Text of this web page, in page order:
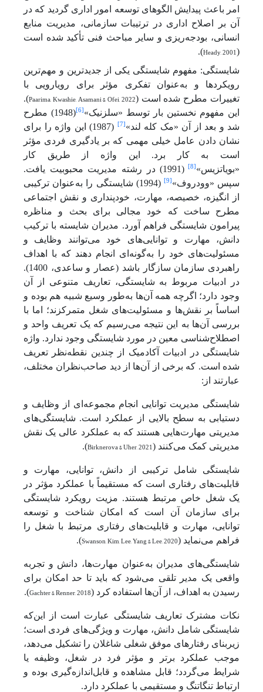
امر باعث پیدایش الگوهای توسعه امور اداری گردید که در
آن بر اصلاح اداری در ترتیبات سازمانی، مدیریت منابع
انسانی، بودجه‌ریزی و سایر مباحث فنی تأکید شده است
(
Heady, 2001
).
شایستگی: مفهوم شایستگی یکی از جدیدترین و مهم‌ترین
رویکردها و به‌عنوان تفکری مؤثر برای رویارویی با
تغییرات مطرح شده است (Paarima, Kwashie, Asamani & Ofei, 2022
).
این مفهوم نخستین بار توسط «سلزنیک» [6]
(1948) مطرح
شد و بعد از آن «مک کله لند» [7]
(1987) این واژه را برای
نشان دادن عامل خیلی مهمی که بر یادگیری فردی مؤثر
است به کار برد. این واژه از طریق کار
«بویاتزیس» [8]
(1991) در رشته مدیریت محبوبیت یافت.
سپس «وودروف» [9]
(1994) شایستگی را به‌عنوان ترکیبی
از انگیزه، خصیصه، مهارت، خودپنداری و نقش اجتماعی
مطرح ساخت که خود مجالی برای بحث و مناظره
پیرامون شایستگی فراهم آورد. مدیران شایسته با ترکیب
دانش، مهارت و توانایی‌های خود می‌توانند وظایف و
مسئولیت‌های خود را به‌گونه‌ای انجام دهند که با اهداف
راهبردی سازمان سازگار باشد (عصار و ساعدی، 1400).
در ادبیات مربوط به شایستگی، تعاریف متنوعی از آن
وجود دارد؛ اگرچه همه آن‌ها به‌طور وسیع شبیه هم بوده و
اساساً بر نقش‌ها و مسئولیت‌های شغل متمرکزند؛ اما با
بررسی آن‌ها به این نتیجه می‌رسیم که یک تعریف واحد و
اصطلاح‌شناسی معین در مورد شایستگی وجود ندارد. واژه
شایستگی در ادبیات آکادمیک از چندین نقطه‌نظر تعریف
شده است. که برخی از آن‌ها از دید صاحب‌نظران مختلف،
عبارتند از:
شایستگی مدیریت توانایی انجام مجموعه‌ای از وظایف و
دستیابی به سطح بالایی از عملکرد است. شایستگی‌های
مدیریتی مهارت‌هایی هستند که به عملکرد عالی یک نقش
مدیریتی کمک می‌کنند (Birknerova & Uher, 2021
).
شایستگی شامل ترکیبی از دانش، توانایی، مهارت و
قابلیت‌های رفتاری است که مستقیماً با عملکرد مؤثر در
یک شغل خاص مرتبط هستند. مزیت رویکرد شایستگی
برای سازمان آن است که امکان شناخت و توسعه
توانایی، مهارت و قابلیت‌های رفتاری مرتبط با شغل را
فراهم می‌نماید (Swanson, Kim, Lee, Yang & Lee, 2020
).
شایستگی‌های مدیران به‌عنوان مهارت‌ها، دانش و تجربه
واقعی یک مدیر تلقی می‌شود که باید تا حد امکان برای
رسیدن به اهداف، از آن‌ها استفاده کرد (Gachter & Renner, 2018
).
نکات مشترک تعاریف شایستگی عبارت است از این‌که
شایستگی شامل دانش، مهارت و ویژگی‌های فردی است؛
زیربنای رفتارهای موفق شغلی شاغلان را تشکیل می‌دهد،
موجب عملکرد برتر و مؤثر فرد در شغل، وظیفه یا
شرایط می‌گردد؛ قابل ‌مشاهده و قابل‌اندازه‌گیری بوده و
ارتباط تنگاتنگ و مستقیمی با عملکرد دارد.